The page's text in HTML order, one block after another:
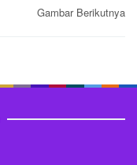
Gambar Berikutnya